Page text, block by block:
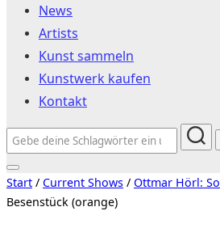
springenNews
Artists
Kunst sammeln
Kunstwerk kaufen
Kontakt
Suchen
nach:
Seitenleiste
&
Navigation
Start / Current Shows / Ottmar Hörl:
Besenstück (orange)